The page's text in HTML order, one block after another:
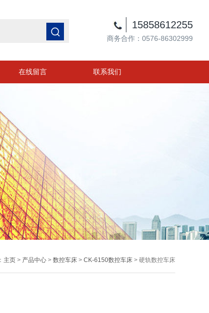
15858612255
商务合作：0576-86302999
在线留言 联系我们
主页> 产品中心> 数控车床> CK-6150数控车床> 硬轨数控车床